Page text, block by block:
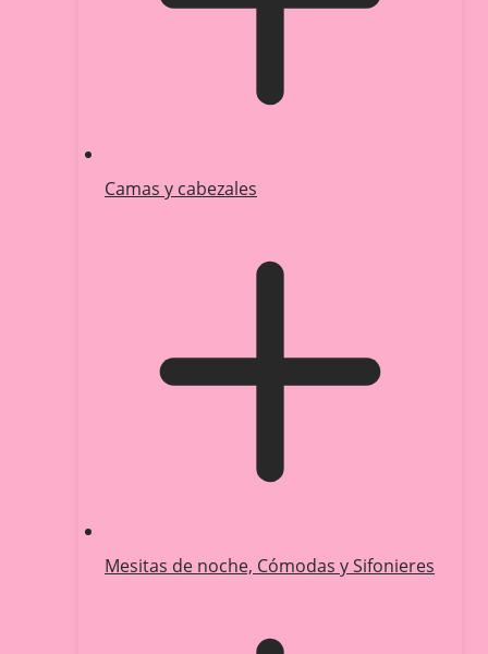
Camas y cabezales
Mesitas de noche, Cómodas y Sifonieres